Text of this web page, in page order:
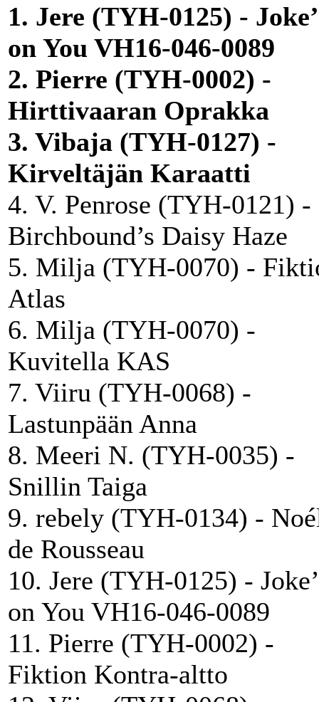
1. Jere (TYH-0125) -
on You VH16-046-0089
2. Pierre (TYH-0002) -
Hirttivaaran Oprakka
3. Vibaja (TYH-0127) -
Kirveltäjän Karaatti
4. V. Penrose (TYH-0121) -
Birchbound’s Daisy Haze
5. Milja (TYH-0070) -
Atlas
6. Milja (TYH-0070) -
Kuvitella KAS
7. Viiru (TYH-0068) -
Lastunpään Anna
8. Meeri N. (TYH-0035) -
Snillin Taiga
9. rebely (TYH-0134) -
de Rousseau
10. Jere (TYH-0125) -
on You VH16-046-0089
11. Pierre (TYH-0002) -
Fiktion Kontra-altto